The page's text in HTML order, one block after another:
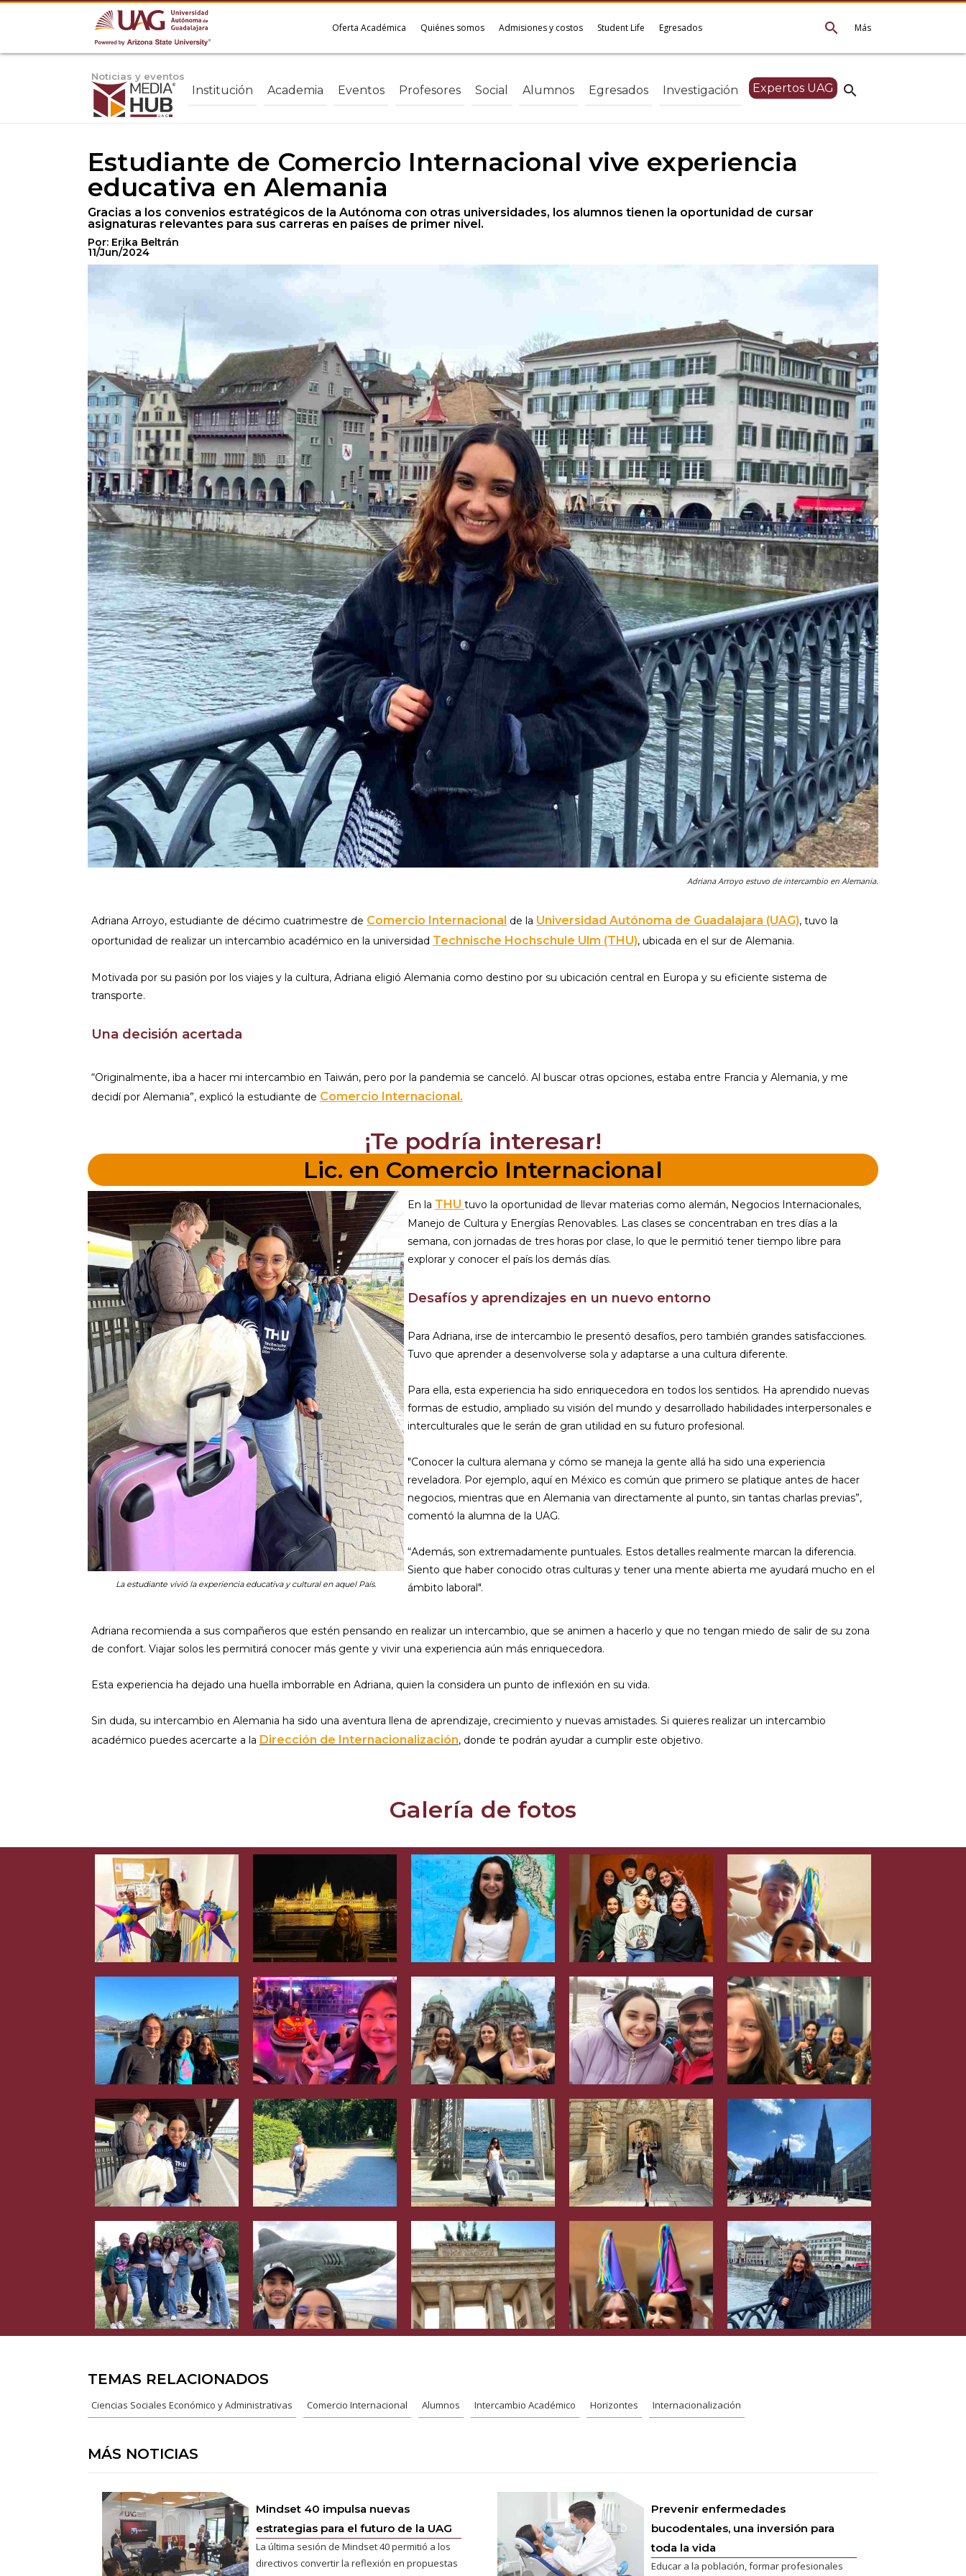
Más
search
Oferta Académica Quiénes somos Admisiones y costos Student Life Egresados
Noticias y eventos
search
Institución Academia Eventos Profesores Social Alumnos Egresados Investigación Expertos UAG
Estudiante de Comercio Internacional vive experiencia
educativa en Alemania
Gracias a los convenios estratégicos de la Autónoma con otras universidades, los alumnos tienen la oportunidad de cursar
asignaturas relevantes para sus carreras en países de primer nivel.
Por: Erika Beltrán
11/Jun/2024
Adriana Arroyo estuvo de intercambio en Alemania.
Adriana Arroyo, estudiante de décimo cuatrimestre de Comercio Internacional de la Universidad Autónoma de Guadalajara (UAG), tuvo la
oportunidad de realizar un intercambio académico en la universidad Technische Hochschule Ulm (THU), ubicada en el sur de Alemania.
Motivada por su pasión por los viajes y la cultura, Adriana eligió Alemania como destino por su ubicación central en Europa y su eficiente sistema de
transporte.
Una decisión acertada
“Originalmente, iba a hacer mi intercambio en Taiwán, pero por la pandemia se canceló. Al buscar otras opciones, estaba entre Francia y Alemania, y me
decidí por Alemania”, explicó la estudiante de Comercio Internacional.
¡Te podría interesar!
Lic. en Comercio Internacional
La estudiante vivió la experiencia educativa y cultural en aquel País.
En la THU tuvo la oportunidad de llevar materias como alemán, Negocios Internacionales,
Manejo de Cultura y Energías Renovables. Las clases se concentraban en tres días a la
semana, con jornadas de tres horas por clase, lo que le permitió tener tiempo libre para
explorar y conocer el país los demás días.
Desafíos y aprendizajes en un nuevo entorno
Para Adriana, irse de intercambio le presentó desafíos, pero también grandes satisfacciones.
Tuvo que aprender a desenvolverse sola y adaptarse a una cultura diferente.
Para ella, esta experiencia ha sido enriquecedora en todos los sentidos. Ha aprendido nuevas
formas de estudio, ampliado su visión del mundo y desarrollado habilidades interpersonales e
interculturales que le serán de gran utilidad en su futuro profesional.
"Conocer la cultura alemana y cómo se maneja la gente allá ha sido una experiencia
reveladora. Por ejemplo, aquí en México es común que primero se platique antes de hacer
negocios, mientras que en Alemania van directamente al punto, sin tantas charlas previas”,
comentó la alumna de la UAG.
“Además, son extremadamente puntuales. Estos detalles realmente marcan la diferencia.
Siento que haber conocido otras culturas y tener una mente abierta me ayudará mucho en el
ámbito laboral".
Adriana recomienda a sus compañeros que estén pensando en realizar un intercambio, que se animen a hacerlo y que no tengan miedo de salir de su zona
de confort. Viajar solos les permitirá conocer más gente y vivir una experiencia aún más enriquecedora.
Esta experiencia ha dejado una huella imborrable en Adriana, quien la considera un punto de inflexión en su vida.
Sin duda, su intercambio en Alemania ha sido una aventura llena de aprendizaje, crecimiento y nuevas amistades. Si quieres realizar un intercambio
académico puedes acercarte a la Dirección de Internacionalización, donde te podrán ayudar a cumplir este objetivo.
Galería de fotos
TEMAS RELACIONADOS
Ciencias Sociales Económico y Administrativas Comercio Internacional Alumnos Intercambio Académico Horizontes Internacionalización
MÁS NOTICIAS
Mindset 40 impulsa nuevas
estrategias para el futuro de la UAG
La última sesión de Mindset 40 permitió a los
directivos convertir la reflexión en propuestas
Prevenir enfermedades
bucodentales, una inversión para
toda la vida
Educar a la población, formar profesionales